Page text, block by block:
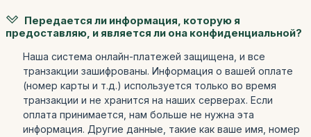
Передается ли информация, которую я
предоставляю, и является ли она конфиденциальной?
Наша система онлайн-платежей защищена, и все
транзакции зашифрованы. Информация о вашей оплате
(номер карты и т.д.) используется только во время
транзакции и не хранится на наших серверах. Если
оплата принимается, нам больше не нужна эта
информация. Другие данные, такие как ваше имя, номер